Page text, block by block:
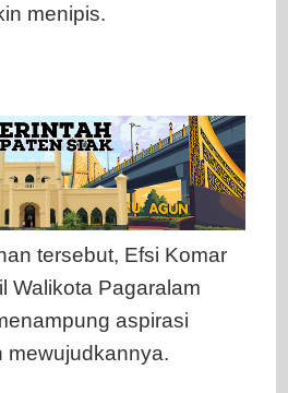
menipis.
tersebut, Efsi Komar
Walikota Pagaralam
aspirasi
mewujudkannya.